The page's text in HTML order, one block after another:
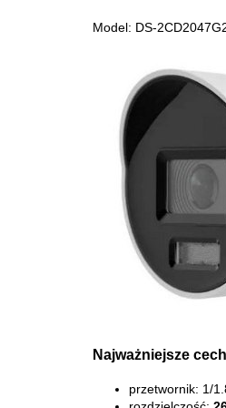
Model: DS-
Najważniejsze
przetwornik: 1/